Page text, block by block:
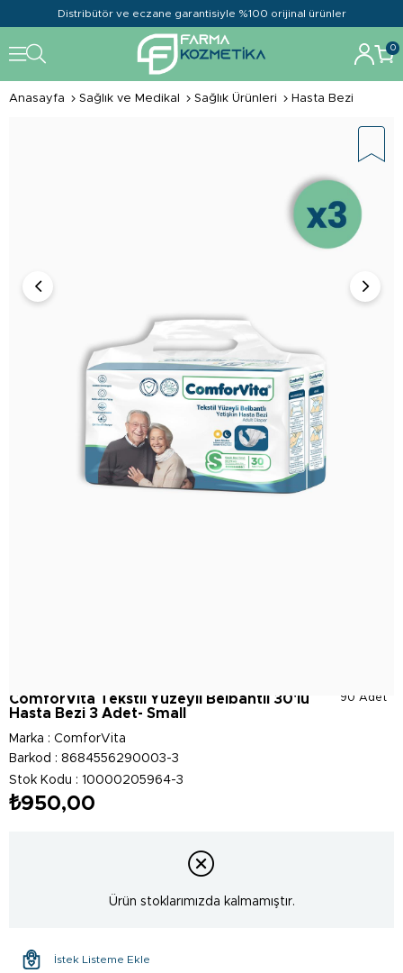
Distribütör ve eczane garantisiyle %100 orijinal ürünler
0
Anasayfa Sağlık ve Medikal Sağlık Ürünleri Hasta Bezi
90 Adet
ComforVita Tekstil Yüzeyli Belbantlı 30'lu
Hasta Bezi 3 Adet- Small
Marka : ComforVita
Barkod : 8684556290003-3
Stok Kodu
10000205964-3
₺950,00
Ürün stoklarımızda kalmamıştır.
İstek Listeme Ekle